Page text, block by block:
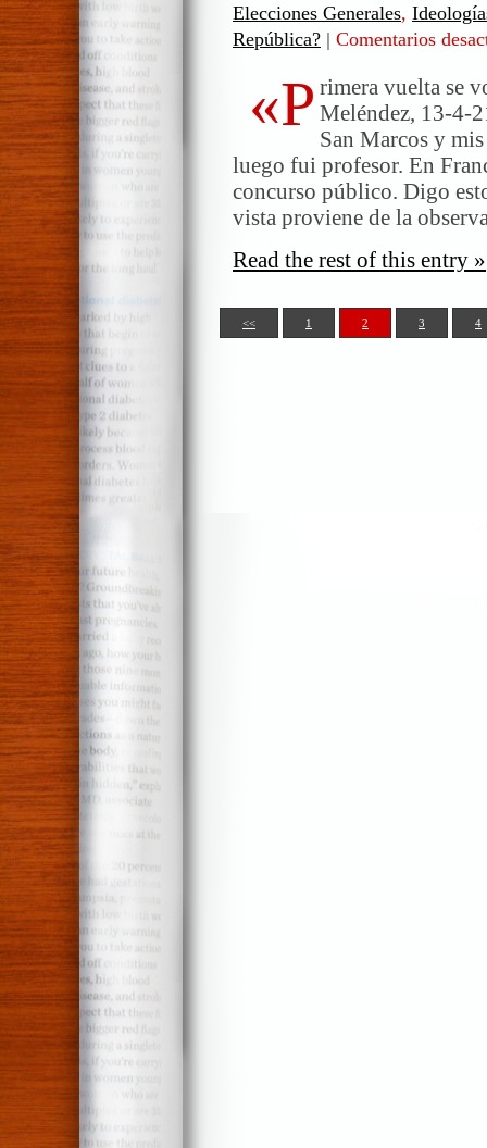
Elecciones Generales,
República? | Comentarios
«P rimera vuelta se
Meléndez, 13-4-
San Marcos y
luego fui profesor. En
concurso público. Digo
vista proviene de la
Read the rest of this entry »
<< 1 2 3 4